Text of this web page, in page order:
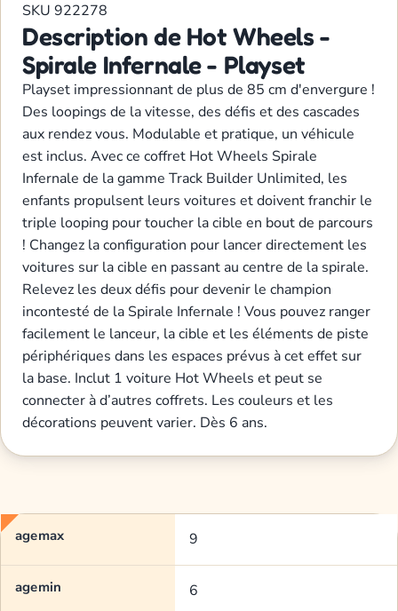
SKU 922278
Description de Hot Wheels -
Spirale Infernale - Playset
Playset impressionnant de plus de 85 cm d'envergure !
Des loopings de la vitesse, des défis et des cascades
aux rendez vous. Modulable et pratique, un véhicule
est inclus. Avec ce coffret Hot Wheels Spirale
Infernale de la gamme Track Builder Unlimited, les
enfants propulsent leurs voitures et doivent franchir le
triple looping pour toucher la cible en bout de parcours
! Changez la configuration pour lancer directement les
voitures sur la cible en passant au centre de la spirale.
Relevez les deux défis pour devenir le champion
incontesté de la Spirale Infernale ! Vous pouvez ranger
facilement le lanceur, la cible et les éléments de piste
périphériques dans les espaces prévus à cet effet sur
la base. Inclut 1 voiture Hot Wheels et peut se
connecter à d’autres coffrets. Les couleurs et les
décorations peuvent varier. Dès 6 ans.
agemax 9
agemin 6